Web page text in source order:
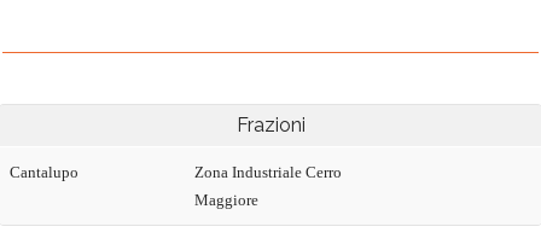
Frazioni
Cantalupo
Zona Industriale Cerro
Maggiore